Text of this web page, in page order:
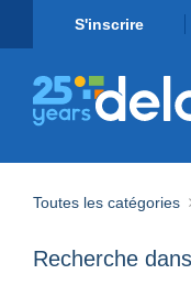
S'inscrire
Toutes les catégories
Recherche